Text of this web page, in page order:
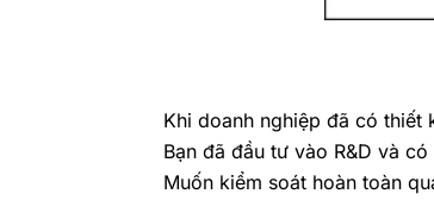
Khi doanh nghiệp đã có thiết
Bạn đã đầu tư vào R&D và
Muốn kiểm soát hoàn toàn